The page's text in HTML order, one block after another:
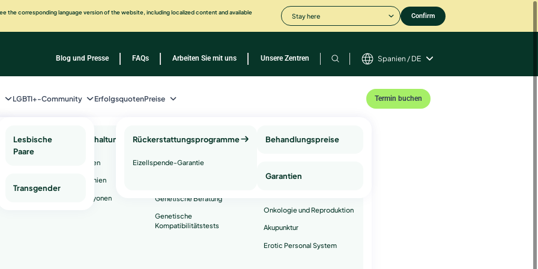
the corresponding language version of the website, including localized content and available
Stay here Confirm
Reserve
Fruchtbarkeitserhaltung
Einfrieren von Eizellen
Einfrieren von Spermien
Einfrieren von Embryonen
Genetische
und -
Genetische Beratung
Genetische
Kompatibilitätstests
Komplementäre
Psychologie
Onkologie und Reproduktion
Akupunktur
Erotic Personal System
LGBTI+-Community
Lesbische
Paare
Transgender
ErfolgsquotenPreise
Rückerstattungsprogramme
Eizellspende-Garantie
Behandlungspreise
Garantien
Termin buchen
Blog und Presse FAQs Arbeiten Sie mit uns Unsere Zentren Spanien / DE